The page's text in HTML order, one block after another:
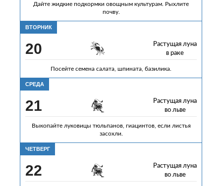
Дайте жидкие подкормки овощным культурам. Рыхлите
почву.
ВТОРНИК
20
Растущая луна
в раке
Посейте семена салата, шпината, базилика.
СРЕДА
21
Растущая луна
во льве
Выкопайте луковицы тюльпанов, гиацинтов, если листья
засохли.
ЧЕТВЕРГ
22
Растущая луна
во льве